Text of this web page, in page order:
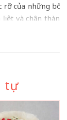
của những
và chân thành.
đối và vững
hiện đại
tự